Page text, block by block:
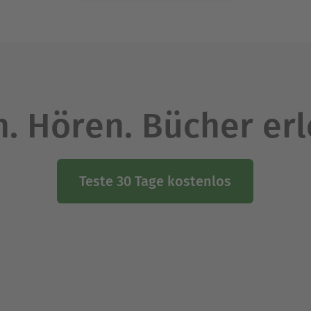
Hören. Bücher
Teste 30 Tage kostenlos